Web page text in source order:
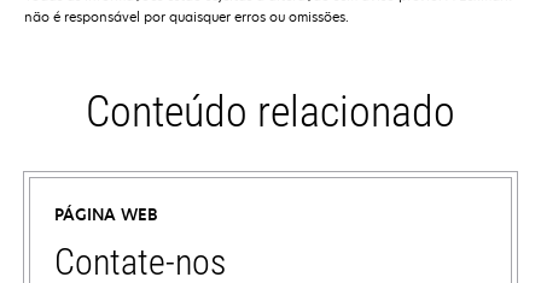
não é responsável por quaisquer erros ou omissões.
Conteúdo relacionado
PÁGINA WEB
Contate-nos